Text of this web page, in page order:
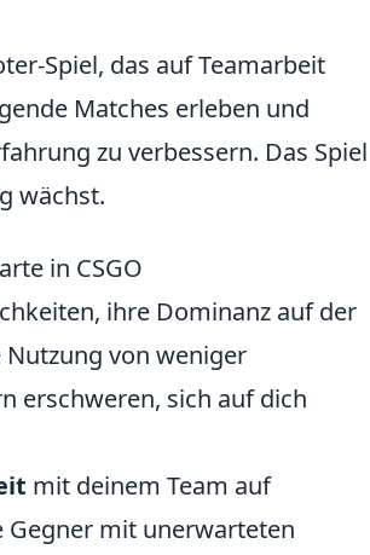
Spiel, das auf Teamarbeit
Matches erleben und
zu verbessern. Das Spiel
wächst.
in CSGO
ihre Dominanz auf der
Nutzung von weniger
erschweren, sich auf dich
mit deinem Team auf
mit unerwarteten